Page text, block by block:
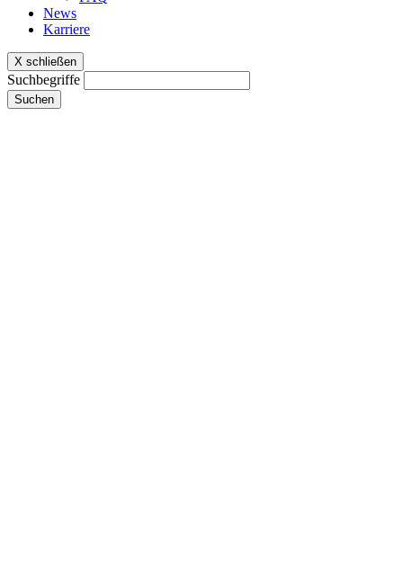
News
Karriere
X schließen
Suchbegriffe
Suchen